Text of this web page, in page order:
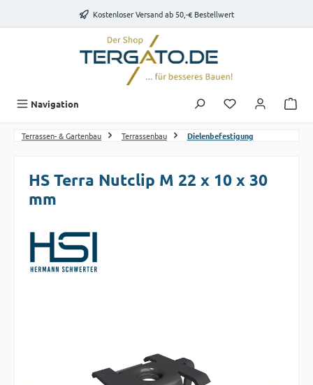
Zum Hauptinhalt springenKostenloser Versand ab 50,-€ Bestellwert
Navigation Du hast 0
Terrassen- & Gartenbau Terrassenbau Dielenbefestigung
HS Terra Nutclip M 22 x 10 x 30
mm